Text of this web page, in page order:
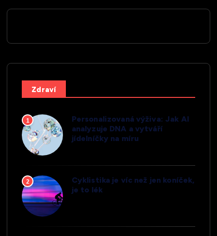
Zdraví
1
Personalizovaná výživa: Jak AI
analyzuje DNA a vytváří
jídelníčky na míru
2
Cyklistika je víc než jen koníček,
je to lék